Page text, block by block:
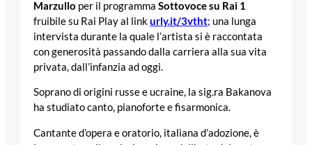
Marzullo per il programma Sottovoce su Rai 1
fruibile su Rai Play al linkurly.it/3vtht; una lunga
intervista durante la quale l’artista si è raccontata
con generosità passando dalla carriera alla sua vita
privata, dall’infanzia ad oggi.
Soprano di origini russe e ucraine, la sig.ra Bakanova
ha studiato canto, pianoforte e fisarmonica.
Cantante d’opera e oratorio, italiana d’adozione, è